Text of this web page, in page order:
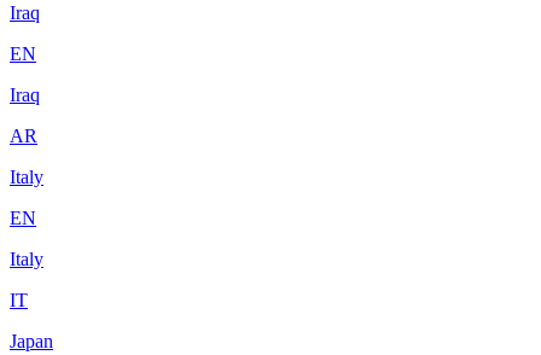
Iraq
EN
Iraq
AR
Italy
EN
Italy
IT
Japan